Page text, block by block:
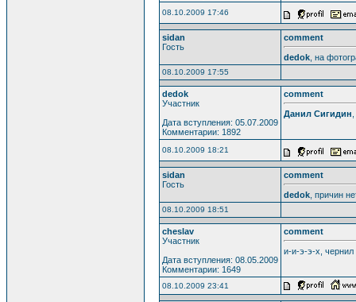
08.10.2009 17:46
sidan
Гость
comment
dedok , на
08.10.2009 17:55
dedok
Участник
Дата вступления: 05.07.2009
Комментарии: 1892
comment
Данил Сигидин
08.10.2009 18:21
sidan
Гость
comment
dedok , причин
08.10.2009 18:51
cheslav
Участник
Дата вступления: 08.05.2009
Комментарии: 1649
comment
и-и-э-э-х, чернил
08.10.2009 23:41